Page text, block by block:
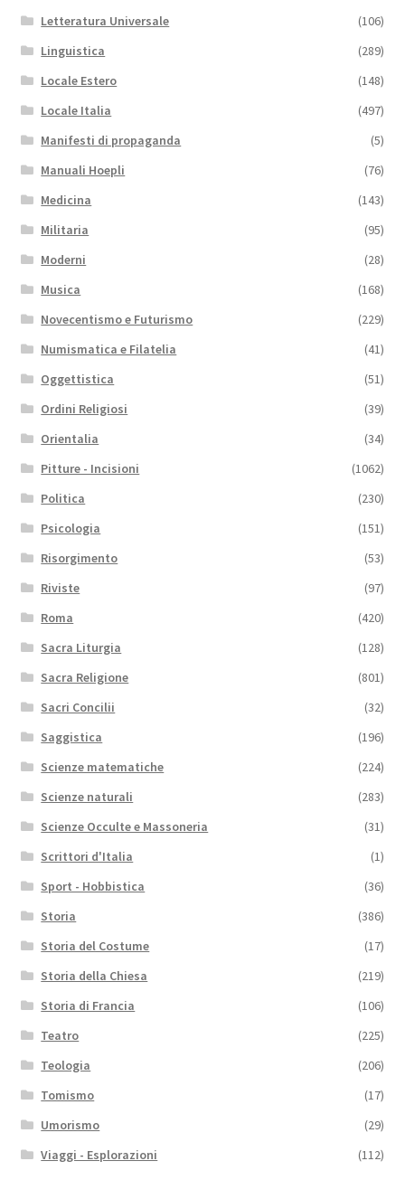
Letteratura Universale
(106)
Linguistica
(289)
Locale Estero
(148)
Locale Italia
(497)
Manifesti di propaganda
(5)
Manuali Hoepli
(76)
Medicina
(143)
Militaria
(95)
Moderni
(28)
Musica
(168)
Novecentismo e Futurismo
(229)
Numismatica e Filatelia
(41)
Oggettistica
(51)
Ordini Religiosi
(39)
Orientalia
(34)
Pitture - Incisioni
(1062)
Politica
(230)
Psicologia
(151)
Risorgimento
(53)
Riviste
(97)
Roma
(420)
Sacra Liturgia
(128)
Sacra Religione
(801)
Sacri Concilii
(32)
Saggistica
(196)
Scienze matematiche
(224)
Scienze naturali
(283)
Scienze Occulte e Massoneria
(31)
Scrittori d'Italia
(1)
Sport - Hobbistica
(36)
Storia
(386)
Storia del Costume
(17)
Storia della Chiesa
(219)
Storia di Francia
(106)
Teatro
(225)
Teologia
(206)
Tomismo
(17)
Umorismo
(29)
Viaggi - Esplorazioni
(112)